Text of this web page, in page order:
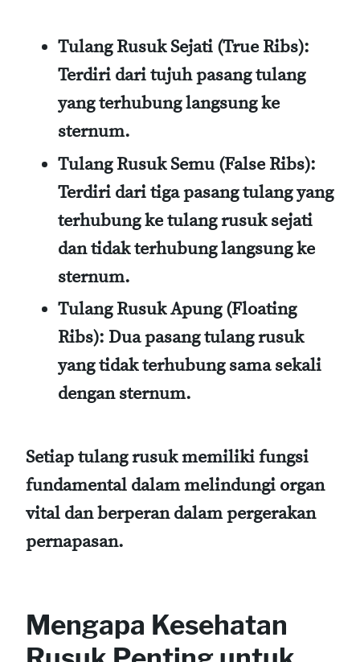
Tulang Rusuk Sejati (True Ribs):
Terdiri dari tujuh pasang tulang
yang terhubung langsung ke
sternum.
Tulang Rusuk Semu (False Ribs):
Terdiri dari tiga pasang tulang yang
terhubung ke tulang rusuk sejati
dan tidak terhubung langsung ke
sternum.
Tulang Rusuk Apung (Floating
Ribs): Dua pasang tulang rusuk
yang tidak terhubung sama sekali
dengan sternum.
Setiap tulang rusuk memiliki fungsi
fundamental dalam melindungi organ
vital dan berperan dalam pergerakan
pernapasan.
Mengapa Kesehatan